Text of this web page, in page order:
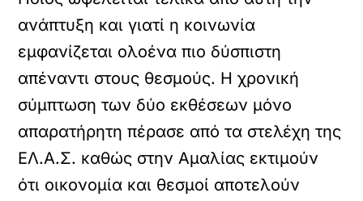
ανάπτυξη και γιατί η κοινωνία
εμφανίζεται ολοένα πιο δύσπιστη
απέναντι στους θεσμούς. Η χρονική
σύμπτωση των δύο εκθέσεων μόνο
απαρατήρητη πέρασε από τα στελέχη της
ΕΛ.Α.Σ. καθώς στην Αμαλίας εκτιμούν
ότι οικονομία και θεσμοί αποτελούν